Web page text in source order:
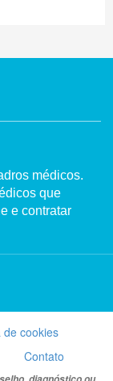
médicos.
que
e contratar
de cookies
Contato